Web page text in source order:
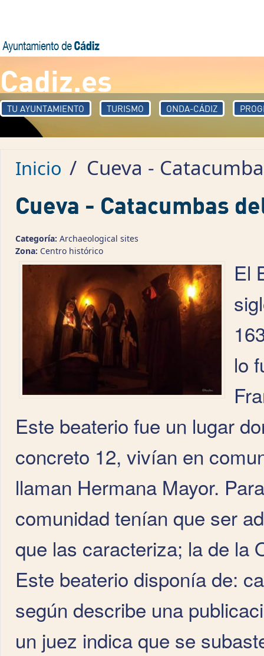
Cadiz.es
TU AYUNTAMIENTO TURISMO ONDA-CÁDIZ
Inicio / Cueva -
Cueva - Catacumbas
Categoría: Archaeological sites
Zona: Centro histórico
El
lo
Este beaterio fue un lugar
concreto 12, vivían en
llaman Hermana Mayor.
comunidad tenían que ser
que las caracteriza; la de la
Este beaterio disponía de:
según describe una
un juez indica que se